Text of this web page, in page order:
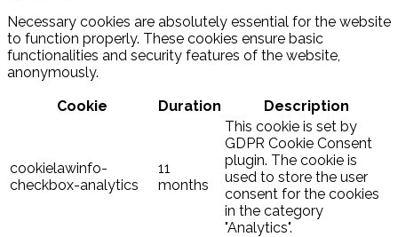
Necessary cookies are absolutely essential for the website
to function properly. These cookies ensure basic
functionalities and security features of the website,
anonymously.
Cookie
Duration Description
cookielawinfo-
checkbox-analytics
11
months
This cookie is set by
GDPR Cookie Consent
plugin. The cookie is
used to store the user
consent for the cookies
in the category
"Analytics".